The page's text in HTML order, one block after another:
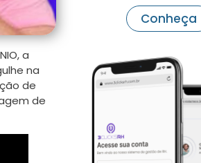
a
na
de
de
Conheça